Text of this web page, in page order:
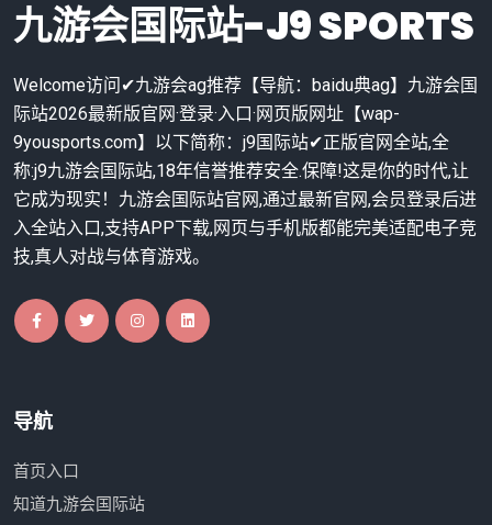
九游会国际站-J9 SPORTS
Welcome访问✔九游会ag推荐【导航：baidu典ag】九游会国
际站2026最新版官网·登录·入口·网页版网址【wap-
9yousports.com】以下简称：j9国际站✔正版官网全站,全
称:j9九游会国际站,18年信誉推荐安全.保障!这是你的时代,让
它成为现实！九游会国际站官网,通过最新官网,会员登录后进
入全站入口,支持APP下载,网页与手机版都能完美适配电子竞
技,真人对战与体育游戏。
导航
首页入口
知道九游会国际站